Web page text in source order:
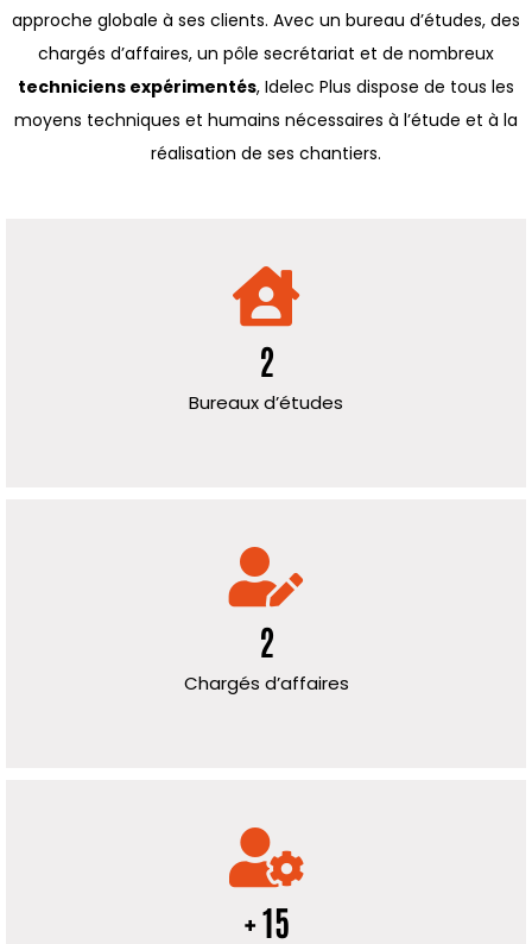
approche globale à ses clients. Avec un bureau d’études, des
chargés d’affaires, un pôle secrétariat et de nombreux
techniciens expérimentés, Idelec Plus dispose de tous les
moyens techniques et humains nécessaires à l’étude et à la
réalisation de ses chantiers.
2
Bureaux d’études
2
Chargés d’affaires
+ 15